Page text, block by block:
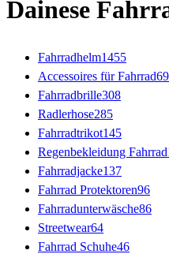
Dainese
Fahrradhelm1455
Accessoires für Fahrrad
Fahrradbrille308
Radlerhose285
Fahrradtrikot145
Regenbekleidung Fahrrad
Fahrradjacke137
Fahrrad Protektoren96
Fahrradunterwäsche86
Streetwear64
Fahrrad Schuhe46